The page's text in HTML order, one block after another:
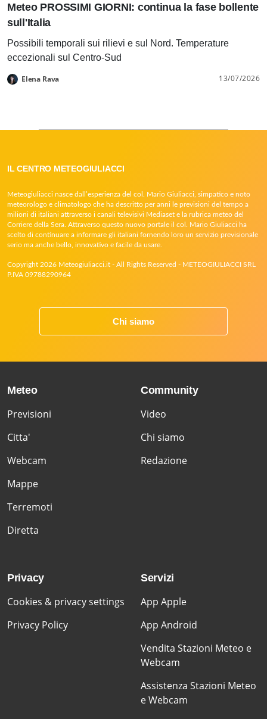
Meteo PROSSIMI GIORNI: continua la fase bollente
sull'Italia
Possibili temporali sui rilievi e sul Nord. Temperature
eccezionali sul Centro-Sud
Elena Rava 13/07/2026
IL CENTRO METEOGIULIACCI
Meteogiuliacci nasce dall’esperienza del col. Mario Giuliacci, simpatico e noto
meteorologo e climatologo che ha descritto per anni le previsioni del tempo a
milioni di italiani attraverso i canali televisivi Mediaset e la rubrica meteo del
Corriere della Sera. Attraverso questo nuovo portale il col. Mario Giuliacci ha
scelto di continuare a informare gli italiani fornendo loro un servizio previsionale
serio ma anche bello, innovativo e facile da usare.
Copyright 2026 Meteogiuliacci.it - All Rights Reserved - METEOGIULIACCI SRL
P.IVA 09788290964
Chi siamo
Meteo
Previsioni
Citta'
Webcam
Mappe
Terremoti
Diretta
Community
Video
Chi siamo
Redazione
Privacy
Cookies & privacy settings
Privacy Policy
Servizi
App Apple
App Android
Vendita Stazioni Meteo e
Webcam
Assistenza Stazioni Meteo
e Webcam